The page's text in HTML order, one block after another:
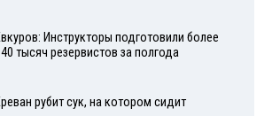
Инструкторы подготовили более
тысяч резервистов за полгода
рубит сук, на котором сидит